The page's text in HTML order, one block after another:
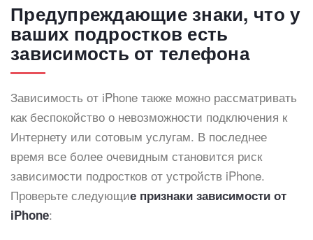
Предупреждающие знаки, что у
ваших подростков есть
зависимость от телефона
Зависимость от iPhone также можно рассматривать
как беспокойство о невозможности подключения к
Интернету или сотовым услугам. В последнее
время все более очевидным становится риск
зависимости подростков от устройств iPhone.
Проверьте следующие признаки зависимости от
iPhone: